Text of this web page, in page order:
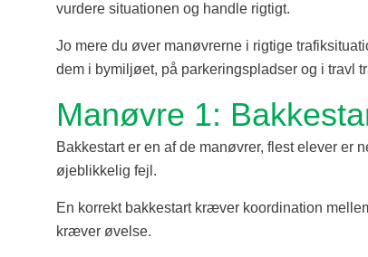
vurdere situationen og handle rigtigt.
Jo mere du øver manøvrerne i rigtige
dem i bymiljøet, på parkeringspladser og i travl
Manøvre 1:
Bakkestart er en af de manøvrer, flest elever er
øjeblikkelig fejl.
En korrekt bakkestart kræver koordination
kræver øvelse.